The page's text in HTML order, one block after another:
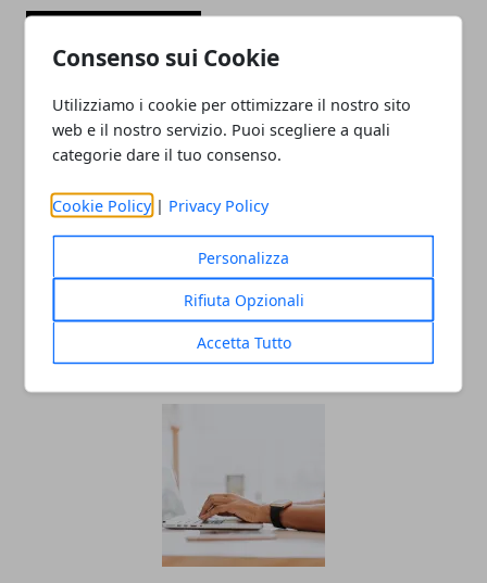
Consenso sui Cookie
Utilizziamo i cookie per ottimizzare il nostro sito
web e il nostro servizio. Puoi scegliere a quali
categorie dare il tuo consenso.
Cookie Policy | Privacy Policy
Personalizza
Rifiuta Opzionali
Accetta Tutto
Settore dell'abbigliamento: come
essere rilevanti sul web se gestisci
un'impresa
29/07/2024